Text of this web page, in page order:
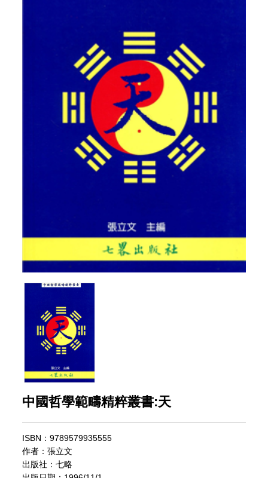
中國哲學範疇精粹叢書:天
ISBN：9789579935555
作者：張立文
出版社：七略